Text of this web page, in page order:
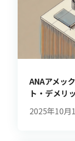
ANAアメッ
ト・デメリ
2025年10月